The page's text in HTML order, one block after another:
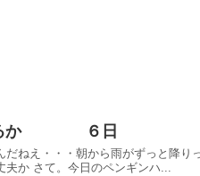
るか ６日
だねえ・・・朝から雨がずっと降り
夫か さて。今日のペンギンハ...